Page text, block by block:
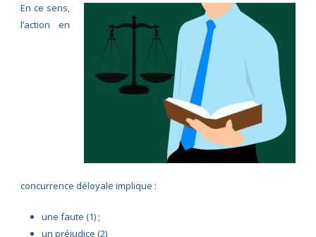
En ce sens,
l’action en
concurrence déloyale implique :
une faute (1) ;
un préjudice (2)